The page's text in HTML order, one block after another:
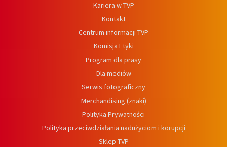
Kariera w TVP
Kontakt
Centrum informacji TVP
Komisja Etyki
Program dla prasy
Dla mediów
Serwis fotograficzny
Merchandising (znaki)
Polityka Prywatności
Polityka przeciwdziałania nadużyciom i korupcji
Sklep TVP